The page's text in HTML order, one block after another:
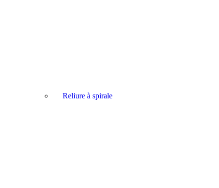
Reliure à spirale